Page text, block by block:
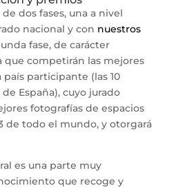
dos fases, una a nivel
nacional y con nuestros
fase, de carácter
que competirán las mejores
participante (las 10
España), cuyo jurado
fotografías de espacios
de todo el mundo, y otorgará
es una parte muy
que recoge y